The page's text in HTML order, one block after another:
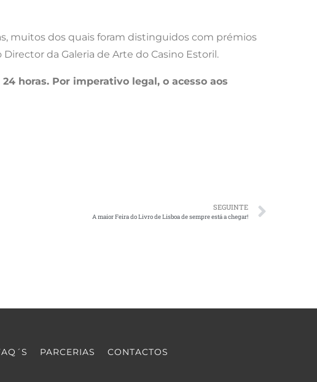
muitos dos quais foram distinguidos com prémios
da Galeria de Arte do Casino Estoril.
horas. Por imperativo legal, o acesso aos
SEGUINTE
A maior Feira do Livro de Lisboa de sempre está a chegar!
PARCERIAS CONTACTOS